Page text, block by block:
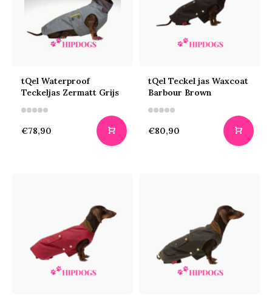
tQel Waterproof
Teckeljas Zermatt Grijs
€78,90
tQel Teckel jas Waxcoat
Barbour Brown
€80,90